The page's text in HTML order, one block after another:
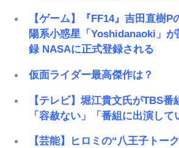
【ゲーム】『FF14』吉田直樹P
陽系小惑星「Yoshidanaoki」
録 NASAに正式登録される
仮面ライダー最高傑作は？
【テレビ】堀江貴文氏がTBS番
「容赦ない」「番組に出演して
【芸能】ヒロミの“八王子トー